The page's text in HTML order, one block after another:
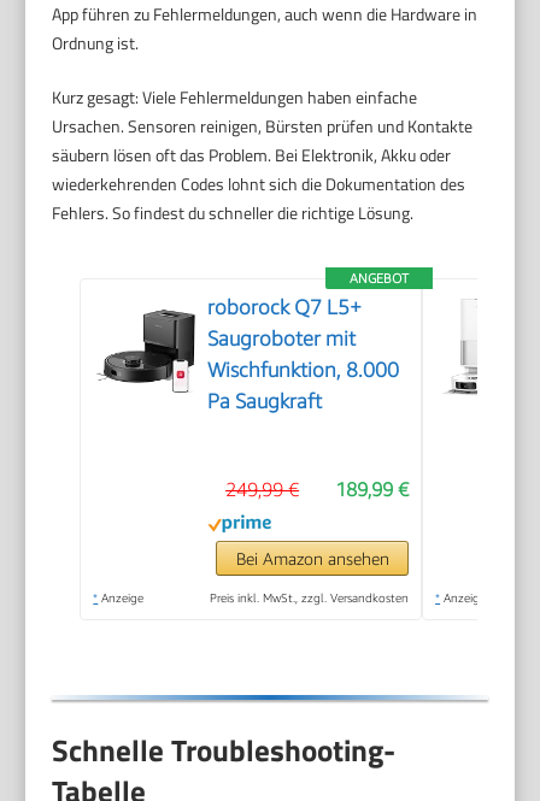
App führen zu Fehlermeldungen, auch wenn die Hardware in
Ordnung ist.
Kurz gesagt: Viele Fehlermeldungen haben einfache
Ursachen. Sensoren reinigen, Bürsten prüfen und Kontakte
säubern lösen oft das Problem. Bei Elektronik, Akku oder
wiederkehrenden Codes lohnt sich die Dokumentation des
Fehlers. So findest du schneller die richtige Lösung.
ANGEBOT
roborock Q7 L5+
Saugroboter mit
Wischfunktion, 8.000
Pa Saugkraft
189,99 €
249,99 €
Bei Amazon ansehen
* Anzeige Preis inkl. MwSt., zzgl. Versandkosten * Anzeige
Schnelle Troubleshooting-
Tabelle